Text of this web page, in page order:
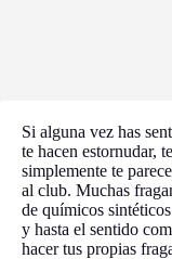
Si alguna vez has
te hacen estornudar,
simplemente te
al club. Muchas
de químicos
y hasta el sentido
hacer tus propias